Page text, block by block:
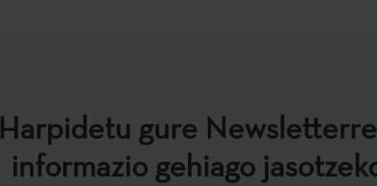
Harpidetu gure
informazio gehiago